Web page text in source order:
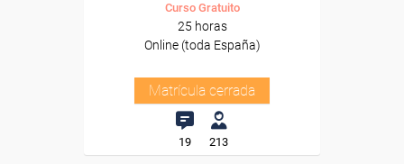
Curso Gratuito
25 horas
Online (toda España)
Matrícula cerrada
19 213